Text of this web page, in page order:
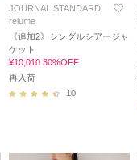
JOURNAL STANDARD
relume
《追加2》シングルシアージャ
ケット
¥10,010 30%OFF
再入荷
10